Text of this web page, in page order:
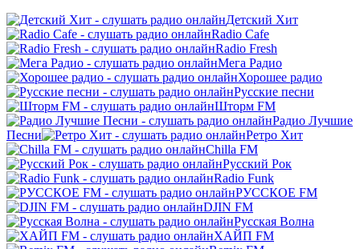
Детский Хит
Radio Cafe
Radio Fresh
Мега Радио
Хорошее радио
Русские песни
Шторм FM
Радио Лучшие
Песни
Ретро Хит
Chilla FM
Русский Рок
Radio Funk
РУССКОЕ FM
DJIN FM
Русская Волна
ХАЙП FM